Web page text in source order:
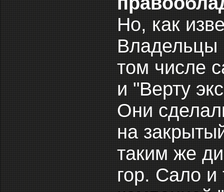
Но, как
Владельцы
том числе
и "Верту
Они
на
таким же
гор. Сало